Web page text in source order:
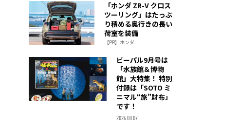
「ホンダ ZR-V クロス
ツーリング」はたっぷ
り積める奥行きの長い
荷室を装備
【PR】ホンダ
ビーパル9月号は
「水族館＆博物
館」大特集！ 特別
付録は「SOTO ミ
ニマル“旅”財布」
です！
2026.08.07